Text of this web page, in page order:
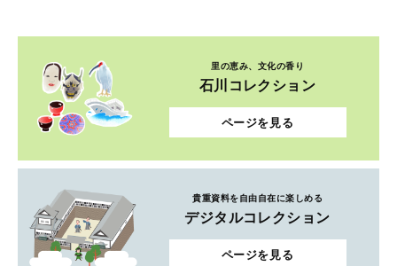
里の恵み、文化の香り
石川コレクション
ページを見る
貴重資料を自由自在に楽しめる
デジタルコレクション
ページを見る